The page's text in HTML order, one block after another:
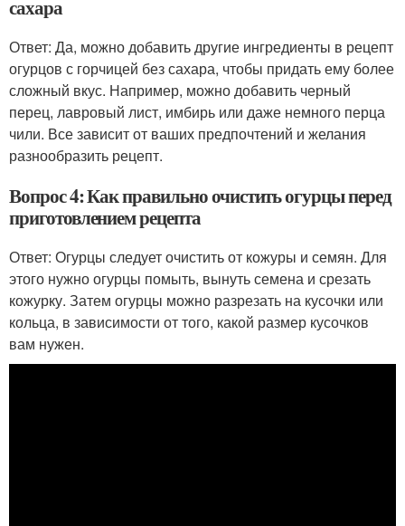
сахара
Ответ: Да, можно добавить другие ингредиенты в рецепт
огурцов с горчицей без сахара, чтобы придать ему более
сложный вкус. Например, можно добавить черный
перец, лавровый лист, имбирь или даже немного перца
чили. Все зависит от ваших предпочтений и желания
разнообразить рецепт.
Вопрос 4: Как правильно очистить огурцы перед
приготовлением рецепта
Ответ: Огурцы следует очистить от кожуры и семян. Для
этого нужно огурцы помыть, вынуть семена и срезать
кожурку. Затем огурцы можно разрезать на кусочки или
кольца, в зависимости от того, какой размер кусочков
вам нужен.